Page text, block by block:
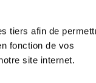
tiers afin de
fonction de vos
site internet.
inspiration
to connect,